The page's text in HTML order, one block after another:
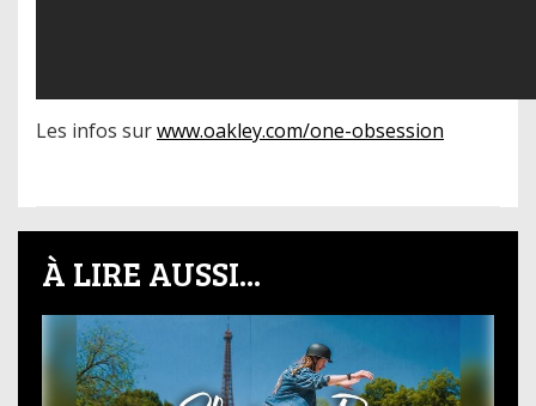
Les infos surwww.oakley.com/one-obsession
À LIRE AUSSI...